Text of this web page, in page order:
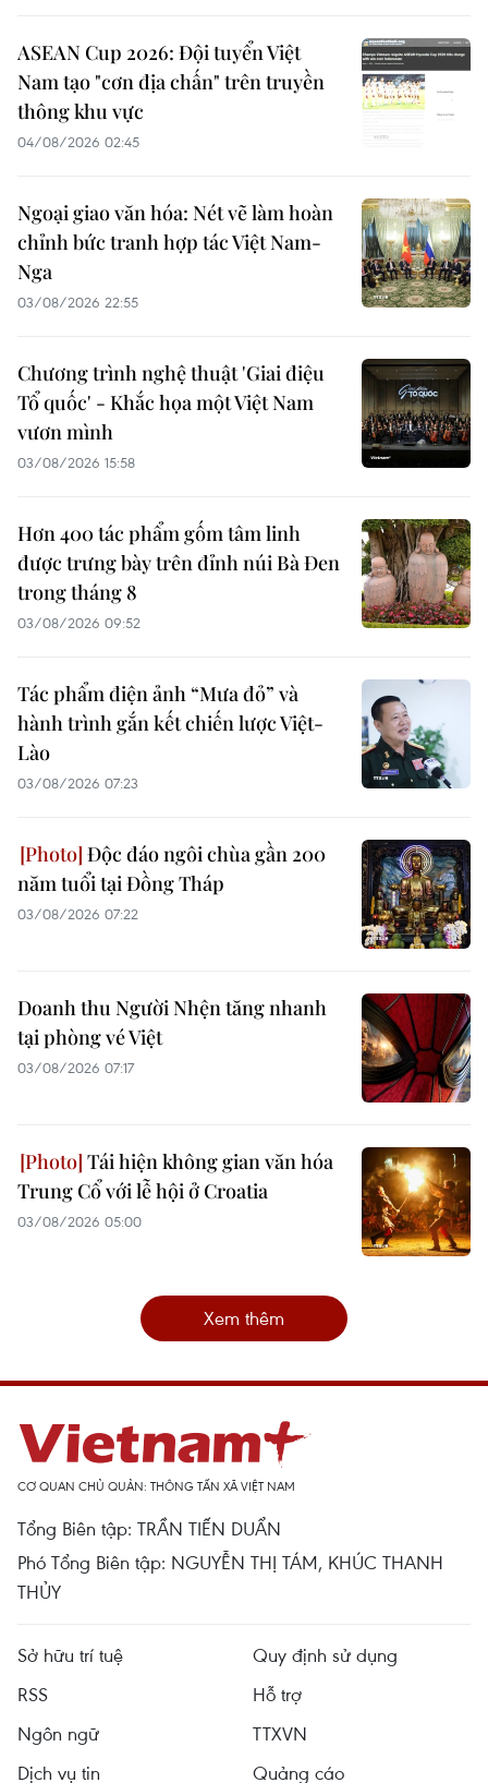
ASEAN Cup 2026: Đội tuyển Việt
Nam tạo "cơn địa chấn" trên truyền
thông khu vực
04/08/2026 02:45
Ngoại giao văn hóa: Nét vẽ làm hoàn
chỉnh bức tranh hợp tác Việt Nam-
Nga
03/08/2026 22:55
Chương trình nghệ thuật 'Giai điệu
Tổ quốc' - Khắc họa một Việt Nam
vươn mình
03/08/2026 15:58
Hơn 400 tác phẩm gốm tâm linh
được trưng bày trên đỉnh núi Bà Đen
trong tháng 8
03/08/2026 09:52
Tác phẩm điện ảnh “Mưa đỏ” và
hành trình gắn kết chiến lược Việt-
Lào
03/08/2026 07:23
Độc đáo ngôi chùa gần 200
năm tuổi tại Đồng Tháp
03/08/2026 07:22
Doanh thu Người Nhện tăng nhanh
tại phòng vé Việt
03/08/2026 07:17
Tái hiện không gian văn hóa
Trung Cổ với lễ hội ở Croatia
03/08/2026 05:00
Xem thêm
CƠ QUAN CHỦ QUẢN: THÔNG TẤN XÃ VIỆT NAM
Tổng Biên tập: TRẦN TIẾN DUẨN
Phó Tổng Biên tập: NGUYỄN THỊ TÁM, KHÚC THANH
THỦY
Sở hữu trí tuệ
Quy định sử dụng
RSS
Hỗ trợ
Ngôn ngữ
TTXVN
Dịch vụ tin
Quảng cáo